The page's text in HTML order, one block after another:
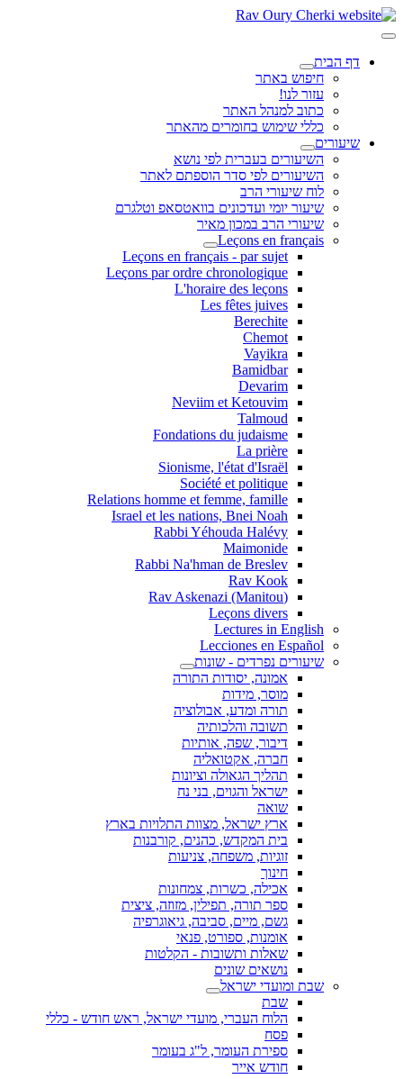
דף הבית
חיפוש באתר
עזור לנו!
כתוב למנהל האתר
כללי שימוש בחומרים מהאתר
שיעורים
השיעורים בעברית לפי נושא
השיעורים לפי סדר הוספתם לאתר
לוח שיעורי הרב
שיעור יומי ועדכונים בוואטסאפ וטלגרם
שיעורי הרב במכון מאיר
Leçons en français
Leçons en français - par sujet
Leçons par ordre chronologique
L'horaire des leçons
Les fêtes juives
Berechite
Chemot
Vayikra
Bamidbar
Devarim
Neviim et Ketouvim
Talmoud
Fondations du judaisme
La prière
Sionisme, l'état d'Israël
Société et politique
Relations homme et femme, famille
Israel et les nations, Bnei Noah
Rabbi Yéhouda Halévy
Maimonide
Rabbi Na'hman de Breslev
Rav Kook
(Rav Askenazi (Manitou
Leçons divers
Lectures in English
Lecciones en Español
שיעורים נפרדים - שונות
אמונה, יסודות התורה
מוסר, מידות
תורה ומדע, אבולוציה
תשובה והלכותיה
דיבור, שפה, אותיות
חברה, אקטואליה
תהליך הגאולה וציונות
ישראל והגוים, בני נח
שואה
ארץ ישראל, מצוות התלויות בארץ
בית המקדש, כהנים, קורבנות
זוגיות, משפחה, צניעות
חינוך
אכילה, כשרות, צמחונות
ספר תורה, תפילין, מזוזה, ציצית
גשם, מיים, סביבה, גיאוגרפיה
אומנות, ספורט, פנאי
שאלות ותשובות - הקלטות
נושאים שונים
שבת ומועדי ישראל
שבת
הלוח העברי, מועדי ישראל, ראש חודש - כללי
פסח
ספירת העומר, ל"ג בעומר
חודש אייר